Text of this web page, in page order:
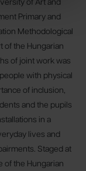
of Art and
Primary and
Methodological
of the Hungarian
of joint work was
with physical
of inclusion,
and the pupils
in a
lives and
Staged at
of the Hungarian